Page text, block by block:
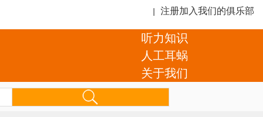
| 注册加入我们的俱乐部
听力知识
人工耳蜗
关于我们